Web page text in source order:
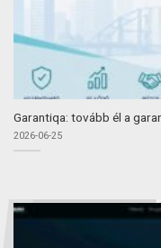
Garantiqa: tovább él a
2026-06-25